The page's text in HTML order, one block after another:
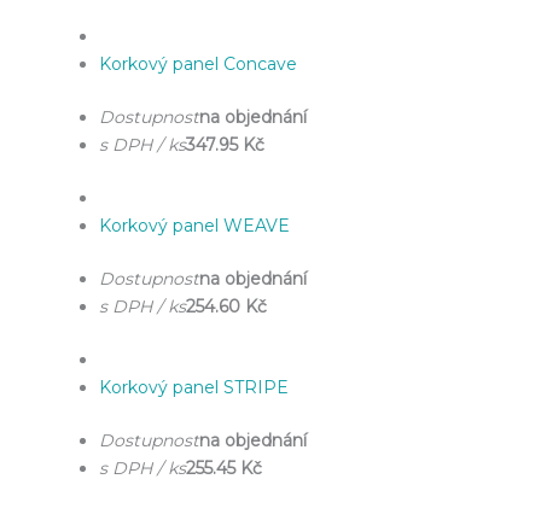
Korkový panel Concave
Dostupnostna objednání
s DPH / ks347.95 Kč
Korkový panel WEAVE
Dostupnostna objednání
s DPH / ks254.60 Kč
Korkový panel STRIPE
Dostupnostna objednání
s DPH / ks255.45 Kč